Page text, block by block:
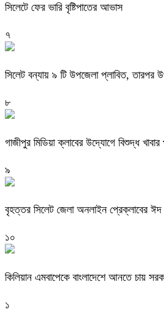
সিলেটে ফের ভারি বৃষ্টিপাতের আভাস
৭
সিলেট বন্যায় ৯ টি উপজেলা প্লাবিত, তারপর
৮
গাজীপুর মিডিয়া ক্লাবের উদ্যোগে বিশুদ্ধ
৯
বৃহত্তর সিলেট জেলা অনলাইন প্রেক্লাবের ঈদ
১০
কিলিয়ান এমবাপেকে বাংলাদেশে আনতে চায়
১